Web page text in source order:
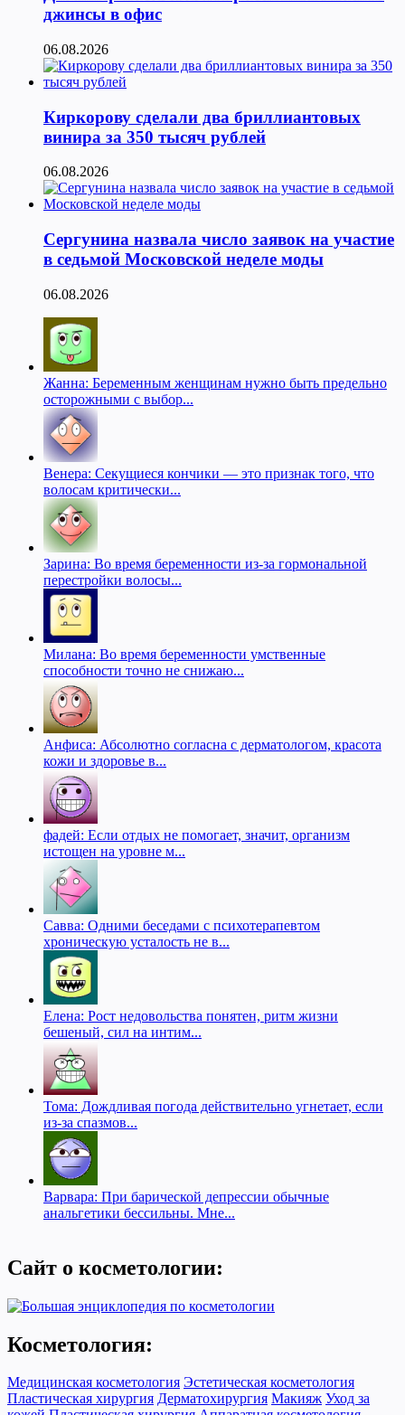
джинсы в офис
06.08.2026
Киркорову сделали два бриллиантовых
винира за 350 тысяч рублей
06.08.2026
Сергунина назвала число заявок на участие
в седьмой Московской неделе моды
06.08.2026
Жанна: Беременным женщинам нужно быть предельно
осторожными с выбор...
Венера: Секущиеся кончики — это признак того, что
волосам критически...
Зарина: Во время беременности из-за гормональной
перестройки волосы...
Милана: Во время беременности умственные
способности точно не снижаю...
Анфиса: Абсолютно согласна с дерматологом, красота
кожи и здоровье в...
фадей: Если отдых не помогает, значит, организм
истощен на уровне м...
Савва: Одними беседами с психотерапевтом
хроническую усталость не в...
Елена: Рост недовольства понятен, ритм жизни
бешеный, сил на интим...
Тома: Дождливая погода действительно угнетает, если
из-за спазмов...
Варвара: При барической депрессии обычные
анальгетики бессильны. Мне...
Сайт о косметологии:
Косметология:
Медицинская косметология Эстетическая косметология
Пластическая хирургия Дерматохирургия Макияж Уход за